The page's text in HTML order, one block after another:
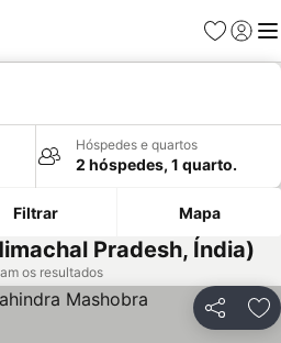
Favoritos
Iniciar
Hóspedes e quartos
2 hóspedes, 1 quarto.
Filtrar Mapa
Pradesh, Índia)
os resultados
Partilhar